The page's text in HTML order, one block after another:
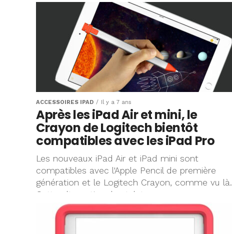
ACCESSOIRES IPAD Il y a 7 ans
Après les iPad Air et mini, le
Crayon de Logitech bientôt
compatibles avec les iPad Pro
Les nouveaux iPad Air et iPad mini sont
compatibles avec l'Apple Pencil de première
génération et le Logitech Crayon, comme vu là.
Cette alternative du stylet...